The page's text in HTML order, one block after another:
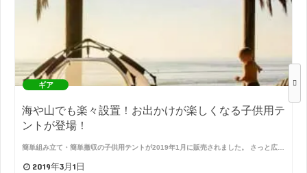
ギア
海や山でも楽々設置！お出かけが楽しくなる子供用テ
ントが登場！
簡単組み立て・簡単撤収の子供用テントが2019年1月に販売されました。 さっと広…
2019年3月1日